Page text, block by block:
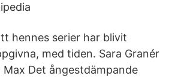
hennes serier har blivit
med tiden. Sara Granér
Max Det ångestdämpande